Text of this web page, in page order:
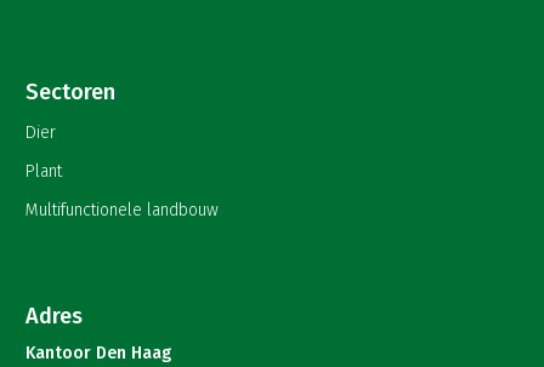
Sectoren
Dier
Plant
Multifunctionele landbouw
Adres
Kantoor Den Haag